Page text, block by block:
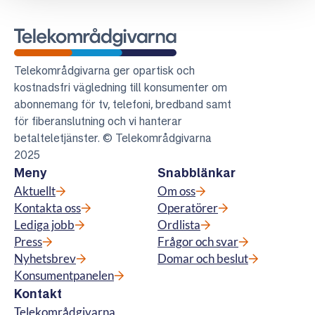
Telekområdgivarna
Telekområdgivarna ger opartisk och
kostnadsfri vägledning till konsumenter om
abonnemang för tv, telefoni, bredband samt
för fiberanslutning och vi hanterar
betalteletjänster. © Telekområdgivarna
2025
Meny
Aktuellt
Kontakta oss
Lediga jobb
Press
Nyhetsbrev
Konsumentpanelen
Snabblänkar
Om oss
Operatörer
Ordlista
Frågor och svar
Domar och beslut
Kontakt
Telekområdgivarna